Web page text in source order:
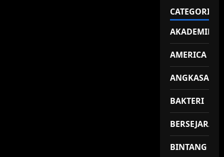
CATEGORIES
AKADEMIK
AMERICA
ANGKASA
BAKTERI
BERSEJARAH
BINTANG